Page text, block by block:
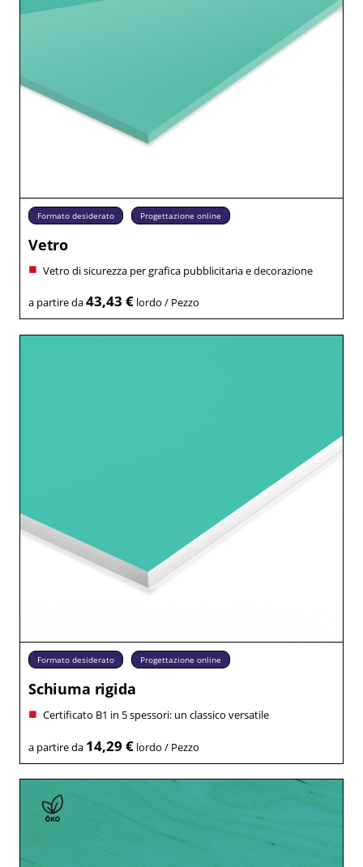
Formato desiderato Progettazione online
Vetro
Vetro di sicurezza per grafica pubblicitaria e decorazione
a partire da43,43 €lordo / Pezzo
Formato desiderato Progettazione online
Schiuma rigida
Certificato B1 in 5 spessori: un classico versatile
a partire da 14,29 €lordo / Pezzo